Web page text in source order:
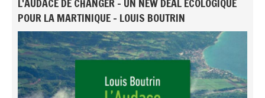
POUR LA MARTINIQUE - LOUIS BOUTRIN